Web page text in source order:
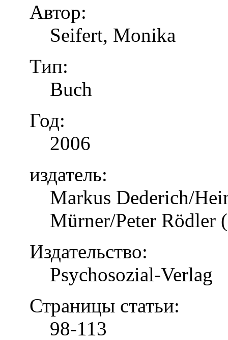
Автор:
Seifert, Monika
Тип:
Buch
Год:
2006
издатель:
Markus Dederich/
Mürner/Peter Rödler
Издательство:
Psychosozial-Verlag
Страницы статьи:
98-113